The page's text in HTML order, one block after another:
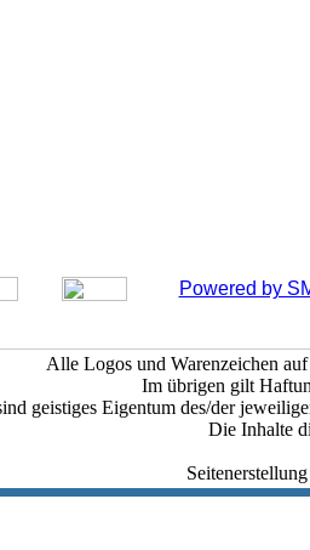
Powered by
Alle Logos und Warenzeichen
Im übrigen gilt
geistiges Eigentum des/der
Die Inhalte